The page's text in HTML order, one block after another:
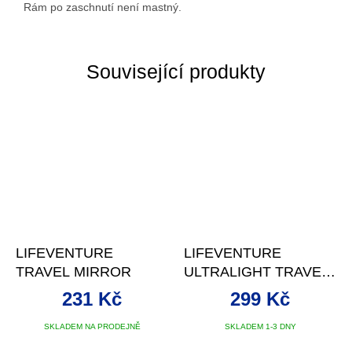
Související produkty
LIFEVENTURE
TRAVEL MIRROR
SKLADEM NA PRODEJNĚ
231 Kč
LIFEVENTURE
ULTRALIGHT TRAVEL
PILLOW
SKLADEM 1-3 DNY
299 Kč
Rám po zaschnutí není mastný.